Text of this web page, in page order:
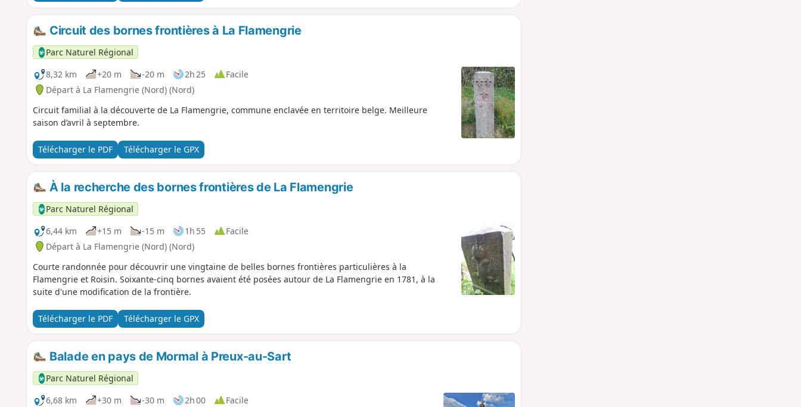
Circuit des bornes frontières à La Flamengrie
Parc Naturel Régional
8,32 km
+20 m -20 m 2h 25
Facile
Départ à La Flamengrie (Nord) (Nord)
Circuit familial à la découverte de La Flamengrie, commune enclavée en territoire belge. Meilleure
saison d’avril à septembre.
Télécharger le PDF Télécharger le GPX
À la recherche des bornes frontières de La Flamengrie
Parc Naturel Régional
6,44 km
+15 m -15 m 1h 55
Facile
Départ à La Flamengrie (Nord) (Nord)
Courte randonnée pour découvrir une vingtaine de belles bornes frontières particulières à la
Flamengrie et Roisin. Soixante-cinq bornes avaient été posées autour de La Flamengrie en 1781, à la
suite d'une modification de la frontière.
Télécharger le PDF Télécharger le GPX
Balade en pays de Mormal à Preux-au-Sart
Parc Naturel Régional
6,68 km
+30 m -30 m 2h 00
Facile